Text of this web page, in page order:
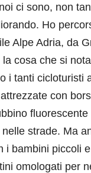
ci sono, non
Ho
Alpe Adria, da
la cosa che si
i tanti cicloturisti
con
strade. Ma
i bambini piccoli
omologati per